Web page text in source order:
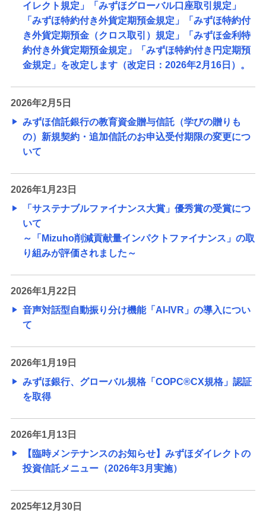
イレクト規定」「みずほグローバル口座取引規定」
「みずほ特約付き外貨定期預金規定」「みずほ特約付
き外貨定期預金（クロス取引）規定」「みずほ金利特
約付き外貨定期預金規定」「みずほ特約付き円定期預
金規定」を改定します（改定日：2026年2月16日）。
2026年2月5日
みずほ信託銀行の教育資金贈与信託（学びの贈りも
の）新規契約・追加信託のお申込受付期限の変更につ
いて
2026年1月23日
「サステナブルファイナンス大賞」優秀賞の受賞につ
いて
～「Mizuho削減貢献量インパクトファイナンス」の取
り組みが評価されました～
2026年1月22日
音声対話型自動振り分け機能「AI-IVR」の導入につい
て
2026年1月19日
みずほ銀行、グローバル規格「COPC®CX規格」認証
を取得
2026年1月13日
【臨時メンテナンスのお知らせ】みずほダイレクトの
投資信託メニュー（2026年3月実施）
2025年12月30日